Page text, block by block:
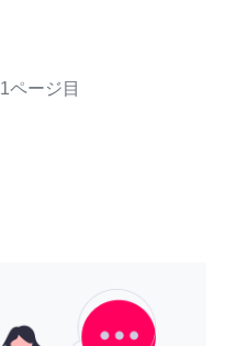
1ページ目